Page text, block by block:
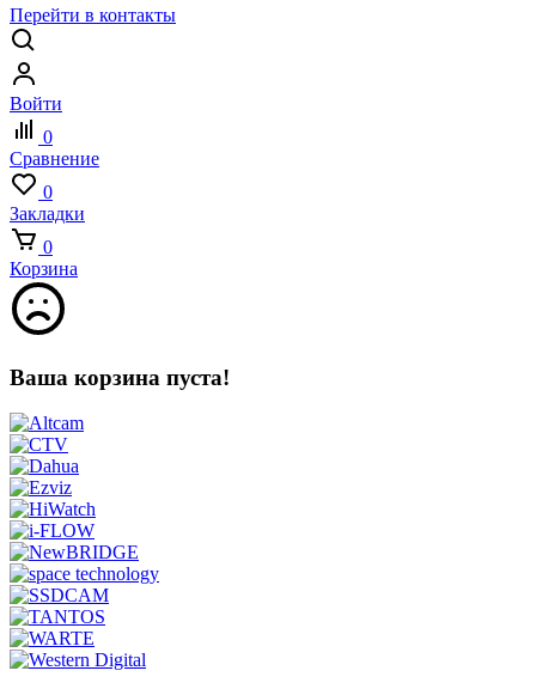
Перейти в контакты
Войти
0
Сравнение
0
Закладки
0
Корзина
Ваша корзина пуста!